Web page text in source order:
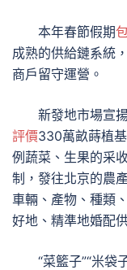
本年春節假期
成熟的供給鏈系統
商戶留守運營。
新發地市場宣
評價330萬畝蒔植
例蔬菜、生果的采
制，發往北京的農
車輛、產物、種類
好地、精準地婚配
“菜籃子”“米袋